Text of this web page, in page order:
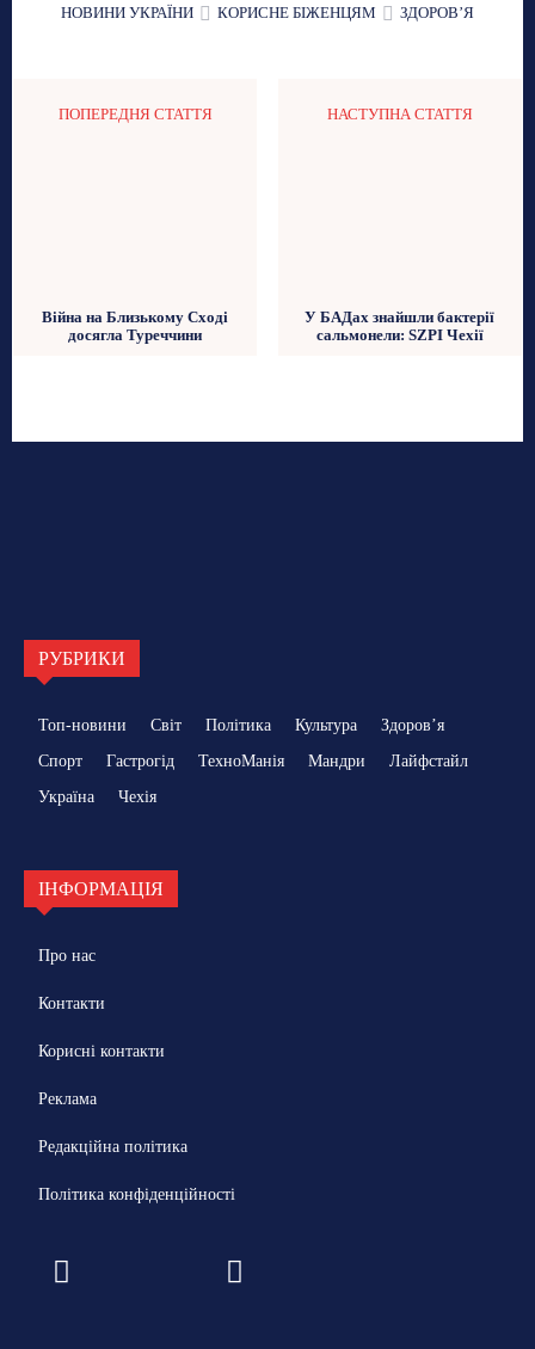
НОВИНИ УКРАЇНИ
КОРИСНЕ БІЖЕНЦЯМ ЗДОРОВʼЯ
ПОПЕРЕДНЯ СТАТТЯ
Війна на Близькому Сході
досягла Туреччини
НАСТУПНА СТАТТЯ
У БАДах знайшли бактерії
сальмонели: SZPI Чехії
РУБРИКИ
Топ-новини Світ Політика Культура
Здоровʼя
Спорт
Гастрогід ТехноМанія Мандри
Лайфстайл
Україна
Чехія
ІНФОРМАЦІЯ
Про нас
Контакти
Корисні контакти
Реклама
Редакційна політика
Політика конфіденційності